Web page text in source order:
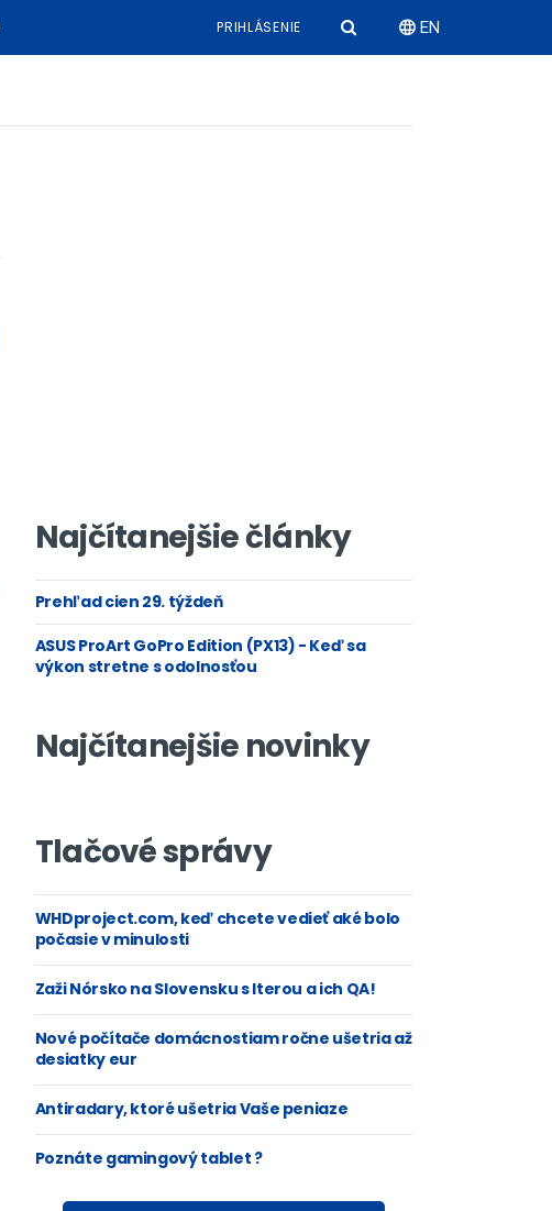
PRIHLÁSENIE EN
Najčítanejšie články
Prehľad cien 29. týždeň
ASUS ProArt GoPro Edition (PX13) - Keď sa
výkon stretne s odolnosťou
Najčítanejšie novinky
Tlačové správy
WHDproject.com, keď chcete vedieť aké bolo
počasie v minulosti
Zaži Nórsko na Slovensku s Iterou a ich QA!
Nové počítače domácnostiam ročne ušetria až
desiatky eur
Antiradary, ktoré ušetria Vaše peniaze
Poznáte gamingový tablet ?